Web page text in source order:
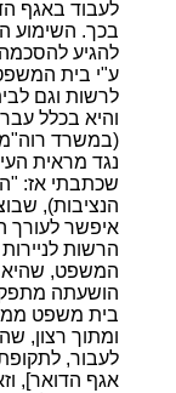
לעבוד באגף
בכך. השימוע
להגיע
ע"י בית
לרשות וגם
והיא בכלל
(במשרד
נגד מראית
שכתבתי אז:
הנציבות),
איפשר לעורך
הרשות
המשפט, שהיא
הושעתה
בית משפט
ומתוך רצון,
לעבור,
אגף הדואר],